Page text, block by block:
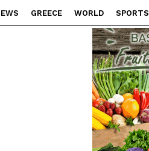
GREECE WORLD SPORTS